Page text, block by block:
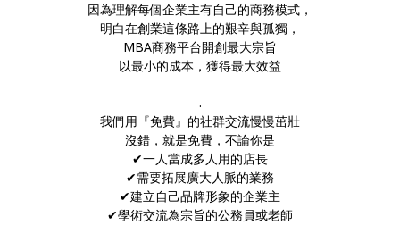
因為理解每個企業主有自己的商務模式，
明白在創業這條路上的艱辛與孤獨，
MBA商務平台開創最大宗旨
以最小的成本，獲得最大效益
.
我們用『免費』的社群交流慢慢茁壯
沒錯，就是免費，不論你是
✔一人當成多人用的店長
✔需要拓展廣大人脈的業務
✔建立自己品牌形象的企業主
✔學術交流為宗旨的公務員或老師